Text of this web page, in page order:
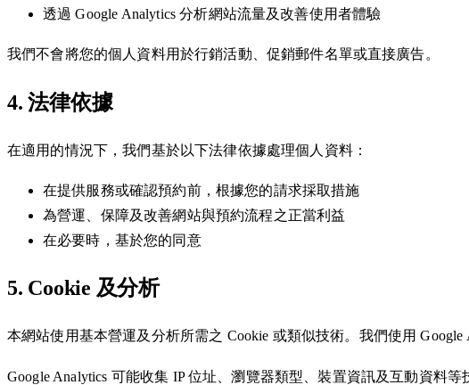
透過 Google Analytics 分析網站流量及改善使用者體驗
我們不會將您的個人資料用於行銷活動、促銷郵件名單或直接廣告。
4. 法律依據
在適用的情況下，我們基於以下法律依據處理個人資料：
在提供服務或確認預約前，根據您的請求採取措施
為營運、保障及改善網站與預約流程之正當利益
在必要時，基於您的同意
5. Cookie 及分析
本網站使用基本營運及分析所需之 Cookie 或類似技術。我們使用 Google
Google Analytics 可能收集 IP 位址、瀏覽器類型、裝置資訊及互動資料